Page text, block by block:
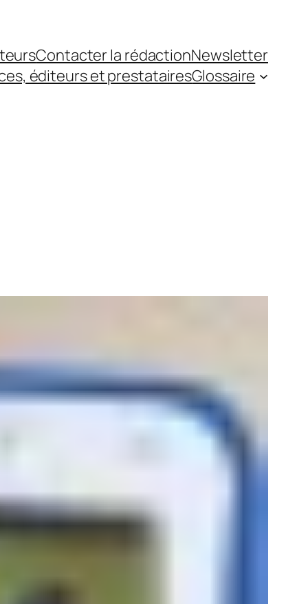
Contacter la rédactionNewsletter
éditeurs et prestatairesGlossaire